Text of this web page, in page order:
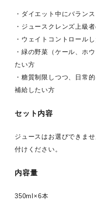
・ダイエット中にバラン
・ジュースクレンズ上級
・ウェイトコントロール
・緑の野菜（ケール、ホ
たい方
・糖質制限しつつ、日常
補給したい方
セット内容
ジュースはお選びできま
付けください。
内容量
350ml×6本